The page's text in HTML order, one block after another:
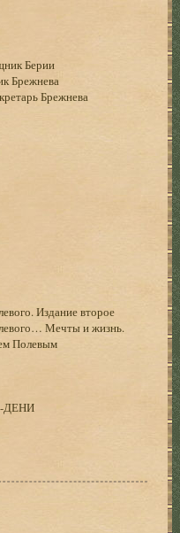
Берии
Брежнева
Брежнева
Издание второе
Мечты и жизнь.
Полевым
ДЕНИ